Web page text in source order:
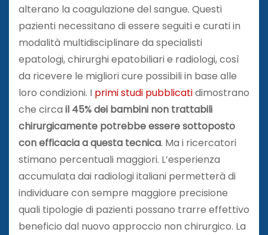
alterano la coagulazione del sangue. Questi
pazienti necessitano di essere seguiti e curati in
modalità multidisciplinare da specialisti
epatologi, chirurghi epatobiliari e radiologi, così
da ricevere le migliori cure possibili in base alle
loro condizioni. I primi studi pubblicatidimostrano
che circa il 45% dei bambini non trattabili
chirurgicamente potrebbe essere sottoposto
con efficacia a questa tecnica. Ma i ricercatori
stimano percentuali maggiori. L’esperienza
accumulata dai radiologi italiani permetterà di
individuare con sempre maggiore precisione
quali tipologie di pazienti possano trarre effettivo
beneficio dal nuovo approccio non chirurgico. La